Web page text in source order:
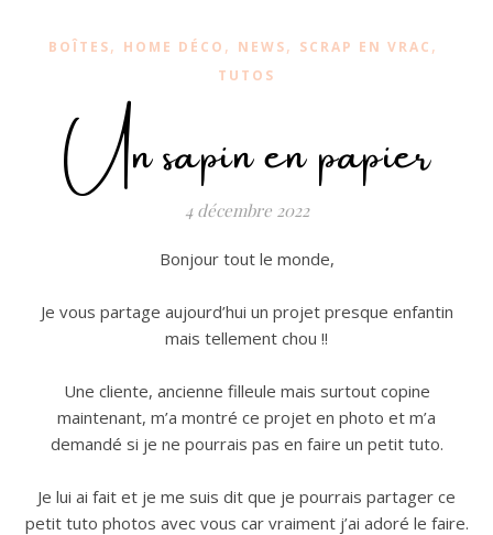
BOÎTES, HOME DÉCO , NEWS, SCRAP EN VRAC ,
TUTOS
Un sapin en papier
4 décembre 2022
Bonjour tout le monde,
Je vous partage aujourd’hui un projet presque enfantin
mais tellement chou !!
Une cliente, ancienne filleule mais surtout copine
maintenant, m’a montré ce projet en photo et m’a
demandé si je ne pourrais pas en faire un petit tuto.
Je lui ai fait et je me suis dit que je pourrais partager ce
petit tuto photos avec vous car vraiment j’ai adoré le faire.